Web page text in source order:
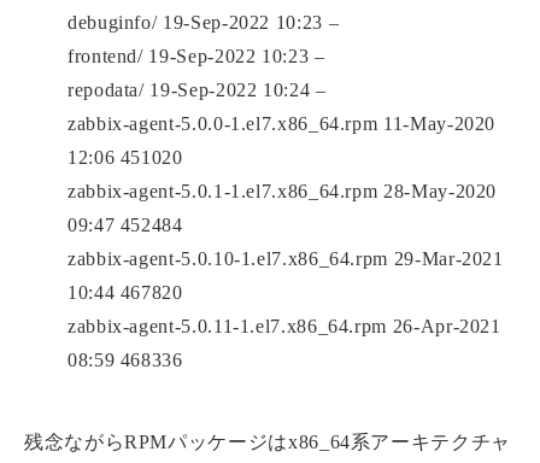
debuginfo/ 19-Sep-2022 10:23 –
frontend/ 19-Sep-2022 10:23 –
repodata/ 19-Sep-2022 10:24 –
zabbix-agent-5.0.0-1.el7.x86_64.rpm 11-May-2020
12:06 451020
zabbix-agent-5.0.1-1.el7.x86_64.rpm 28-May-2020
09:47 452484
zabbix-agent-5.0.10-1.el7.x86_64.rpm 29-Mar-2021
10:44 467820
zabbix-agent-5.0.11-1.el7.x86_64.rpm 26-Apr-2021
08:59 468336
残念ながらRPMパッケージはx86_64系アーキテクチャ